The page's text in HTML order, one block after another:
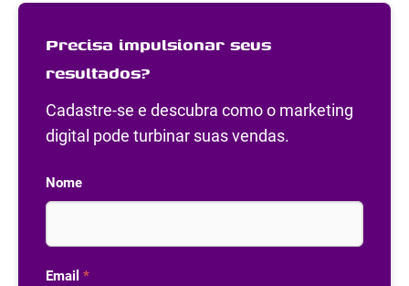
Precisa impulsionar seus
resultados?
Cadastre-se e descubra como o marketing
digital pode turbinar suas vendas.
Nome
Email *